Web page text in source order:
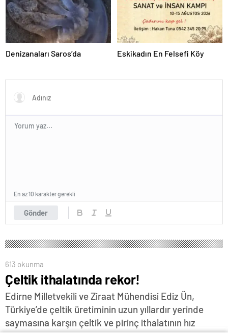
Denizanaları Saros’da Eskikadın En Felsefi Köy
Gönder
En az 10 karakter gerekli
613 okunma
Çeltik ithalatında rekor!
Edirne Milletvekili ve Ziraat Mühendisi Ediz Ün,
Türkiye’de çeltik üretiminin uzun yıllardır yerinde
saymasına karşın çeltik ve pirinç ithalatının hız